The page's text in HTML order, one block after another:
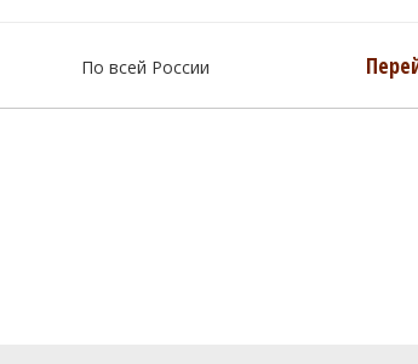
По всей России